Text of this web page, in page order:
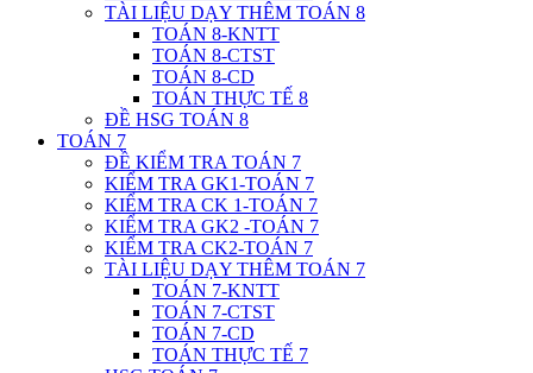
TÀI LIỆU DẠY THÊM TOÁN 8
TOÁN 8-KNTT
TOÁN 8-CTST
TOÁN 8-CD
TOÁN THỰC TẾ 8
ĐỀ HSG TOÁN 8
TOÁN 7
ĐỀ KIỂM TRA TOÁN 7
KIỂM TRA GK1-TOÁN 7
KIỂM TRA CK 1-TOÁN 7
KIỂM TRA GK2 -TOÁN 7
KIỂM TRA CK2-TOÁN 7
TÀI LIỆU DẠY THÊM TOÁN 7
TOÁN 7-KNTT
TOÁN 7-CTST
TOÁN 7-CD
TOÁN THỰC TẾ 7